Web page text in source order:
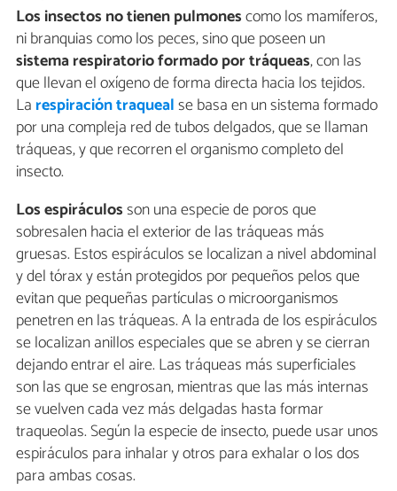
Los insectos no tienen pulmonescomo los mamíferos,
ni branquias como los peces, sino que poseen un
sistema respiratorio formado por tráqueas, con las
que llevan el oxígeno de forma directa hacia los tejidos.
La respiración traquealse basa en un sistema formado
por una compleja red de tubos delgados, que se llaman
tráqueas, y que recorren el organismo completo del
insecto.
Los espiráculosson una especie de poros que
sobresalen hacia el exterior de las tráqueas más
gruesas. Estos espiráculos se localizan a nivel abdominal
y del tórax y están protegidos por pequeños pelos que
evitan que pequeñas partículas o microorganismos
penetren en las tráqueas. A la entrada de los espiráculos
se localizan anillos especiales que se abren y se cierran
dejando entrar el aire. Las tráqueas más superficiales
son las que se engrosan, mientras que las más internas
se vuelven cada vez más delgadas hasta formar
traqueolas. Según la especie de insecto, puede usar unos
espiráculos para inhalar y otros para exhalar o los dos
para ambas cosas.